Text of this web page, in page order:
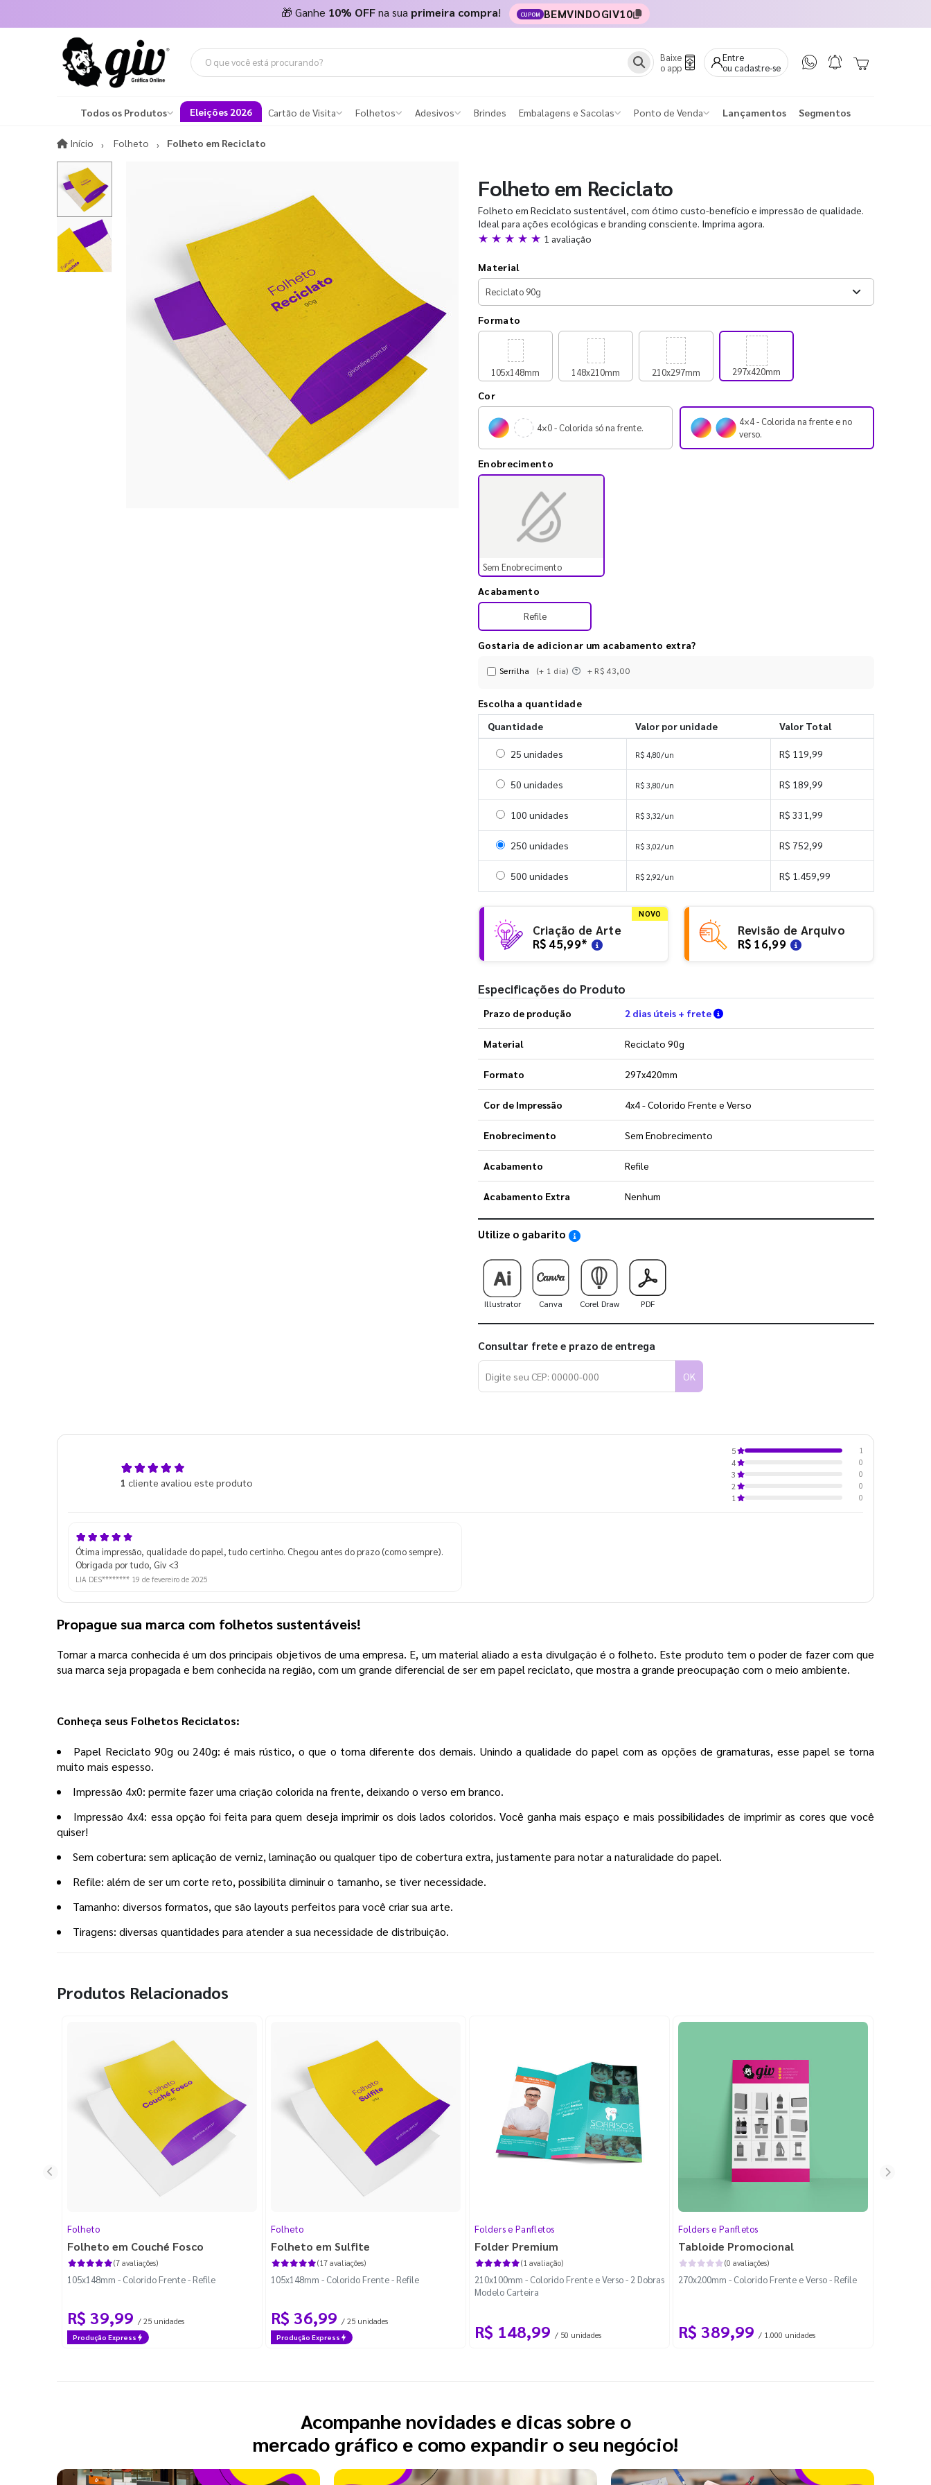
🎁 Ganhe 10% OFFna sua primeira compra! CUPOM BEMVINDOGIV10
Baixe
o app
Entre
ou cadastre-se
Todos os Produtos Eleições 2026 Cartão de Visita Folhetos Adesivos Brindes Embalagens e Sacolas Ponto de Venda Lançamentos Segmentos
Início InícioFolheto Folheto em Reciclato
Folheto em Reciclato
Folheto em Reciclato sustentável, com ótimo custo-benefício e impressão de qualidade.
Ideal para ações ecológicas e branding consciente. Imprima agora.
★ ★ ★ ★ ★ 1 avaliação
Material
Formato
105x148mm 148x210mm 210x297mm 297x420mm
Cor
4×0 - Colorida só na frente.
4×4 - Colorida na frente e no
verso.
Enobrecimento
Sem Enobrecimento
Acabamento
Refile
Gostaria de adicionar um acabamento extra?
Serrilha (+ 1 dia) + R$ 43,00
Escolha a quantidade
Quantidade
Valor por unidade Valor Total
Selecionar 25 unidades
25 unidades R$ 4,80/un R$ 119,99
Selecionar 50 unidades
50 unidades R$ 3,80/un R$ 189,99
Selecionar 100 unidades
100 unidades R$ 3,32/un R$ 331,99
Selecionar 250 unidades
250 unidades R$ 3,02/un R$ 752,99
Selecionar 500 unidades
500 unidades R$ 2,92/un R$ 1.459,99
NOVO
Criação de Arte
R$ 45,99*
Revisão de Arquivo
R$ 16,99
Especificações do Produto
Prazo de produção 2 dias úteis + frete Verifique as condições de entrega
Material Reciclato 90g
Formato 297x420mm
Cor de Impressão 4x4 - Colorido Frente e Verso
Enobrecimento Sem Enobrecimento
Acabamento Refile
Acabamento Extra Nenhum
Utilize o gabarito Saiba como utilizar os nossos gabaritos
Illustrator Canva Corel Draw PDF
Consultar frete e prazo de entrega
OK
1 cliente avaliou este produto
5
1
4
0
3
0
2
0
1
0
Ótima impressão, qualidade do papel, tudo certinho. Chegou antes do prazo (como sempre).
Obrigada por tudo, Giv <3
LIA DES******** 19 de fevereiro de 2025
Propague sua marca com folhetos sustentáveis!
Tornar a marca conhecida é um dos principais objetivos de uma empresa. E, um material aliado a esta divulgação é o folheto. Este produto tem o poder de fazer com que
sua marca seja propagada e bem conhecida na região, com um grande diferencial de ser em papel reciclato, que mostra a grande preocupação com o meio ambiente.
Conheça seus Folhetos Reciclatos:
Papel Reciclato 90g ou 240g: é mais rústico, o que o torna diferente dos demais. Unindo a qualidade do papel com as opções de gramaturas, esse papel se torna
muito mais espesso.
Impressão 4x0: permite fazer uma criação colorida na frente, deixando o verso em branco.
Impressão 4x4: essa opção foi feita para quem deseja imprimir os dois lados coloridos. Você ganha mais espaço e mais possibilidades de imprimir as cores que você
quiser!
Sem cobertura: sem aplicação de verniz, laminação ou qualquer tipo de cobertura extra, justamente para notar a naturalidade do papel.
Refile: além de ser um corte reto, possibilita diminuir o tamanho, se tiver necessidade.
Tamanho: diversos formatos, que são layouts perfeitos para você criar sua arte.
Tiragens: diversas quantidades para atender a sua necessidade de distribuição.
Produtos Relacionados
Folheto
Folheto em Couché Fosco
(7 avaliações)
105x148mm - Colorido Frente - Refile
R$ 39,99 / 25 unidades
Produção Express
Folheto
Folheto em Sulfite
(17 avaliações)
105x148mm - Colorido Frente - Refile
R$ 36,99 / 25 unidades
Produção Express
Folders e Panfletos
Folder Premium
(1 avaliação)
210x100mm - Colorido Frente e Verso - 2 Dobras
Modelo Carteira
R$ 148,99 / 50 unidades
Folders e Panfletos
Tabloide Promocional
(0 avaliações)
270x200mm - Colorido Frente e Verso - Refile
R$ 389,99 / 1.000 unidades
Acompanhe novidades e dicas sobre o
mercado gráfico e como expandir o seu negócio!